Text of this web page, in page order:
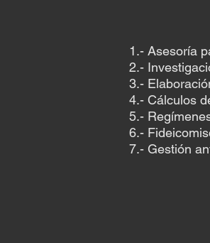
1.- Asesoría
2.-
3.-
4.- Cálculos
5.-
6.-
7.- Gestión